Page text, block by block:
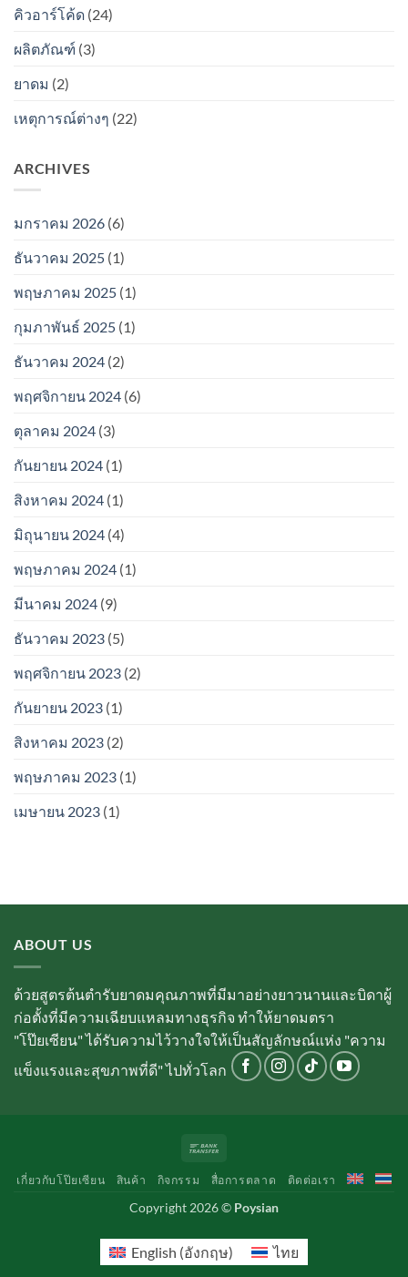
คิวอาร์โค้ด (24)
ผลิตภัณฑ์ (3)
ยาดม (2)
เหตุการณ์ต่างๆ (22)
ARCHIVES
มกราคม 2026 (6)
ธันวาคม 2025 (1)
พฤษภาคม 2025 (1)
กุมภาพันธ์ 2025 (1)
ธันวาคม 2024 (2)
พฤศจิกายน 2024 (6)
ตุลาคม 2024 (3)
กันยายน 2024 (1)
สิงหาคม 2024 (1)
มิถุนายน 2024 (4)
พฤษภาคม 2024 (1)
มีนาคม 2024 (9)
ธันวาคม 2023 (5)
พฤศจิกายน 2023 (2)
กันยายน 2023 (1)
สิงหาคม 2023 (2)
พฤษภาคม 2023 (1)
เมษายน 2023 (1)
ABOUT US
ด้วยสูตรต้นตำรับยาดมคุณภาพที่มีมาอย่างยาวนานและบิดาผู้
ก่อตั้งที่มีความเฉียบแหลมทางธุรกิจ ทำให้ยาดมตรา
"โป๊ยเซียน" ได้รับความไว้วางใจให้เป็นสัญลักษณ์แห่ง "ความ
แข็งแรงและสุขภาพที่ดี" ไปทั่วโลก
เกี่ยวกับโป๊ยเซียน สินค้า กิจกรรม สื่อการตลาด ติดต่อเรา
Copyright 2026 © Poysian
English (อังกฤษ) ไทย